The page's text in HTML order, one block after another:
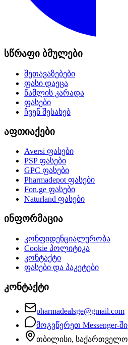
სწრაფი ბმულები
შეთავაზებები
ფასი დაეცა
წამლის კარადა
ფასები
ჩვენ შესახებ
აფთიაქები
Aversi ფასები
PSPფასები
GPC ფასები
Pharmadepotფასები
Fon.ge ფასები
Naturland ფასები
ინფორმაცია
კონფიდენციალურობა
Cookie პოლიტიკა
კონტაქტი
ფასები და პაკეტები
კონტაქტი
pharmadealsge@gmail.com
მოგვწერეთ Messenger-ში
თბილისი, საქართველო